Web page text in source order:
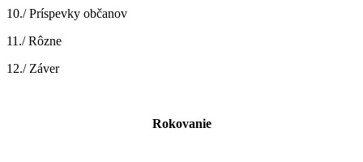
10./ Príspevky občanov
11./ Rôzne
12./ Záver
Rokovanie